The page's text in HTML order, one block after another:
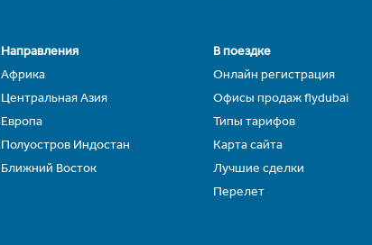
Направления
Африка
Центральная Азия
Европа
Полуостров Индостан
Ближний Восток
В поездке
Онлайн регистрация
Офисы продаж flydubai
Типы тарифов
Карта сайта
Лучшие сделки
Перелет